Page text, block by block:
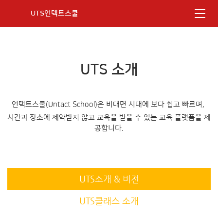
UTS언텍트스쿨
UTS 소개
언택트스쿨(Untact School)은 비대면 시대에 보다 쉽고 빠르며,
시간과 장소에 제약받지 않고 교육을 받을 수 있는 교육 플랫폼을 제
공합니다.
UTS소개 & 비전
UTS클래스 소개